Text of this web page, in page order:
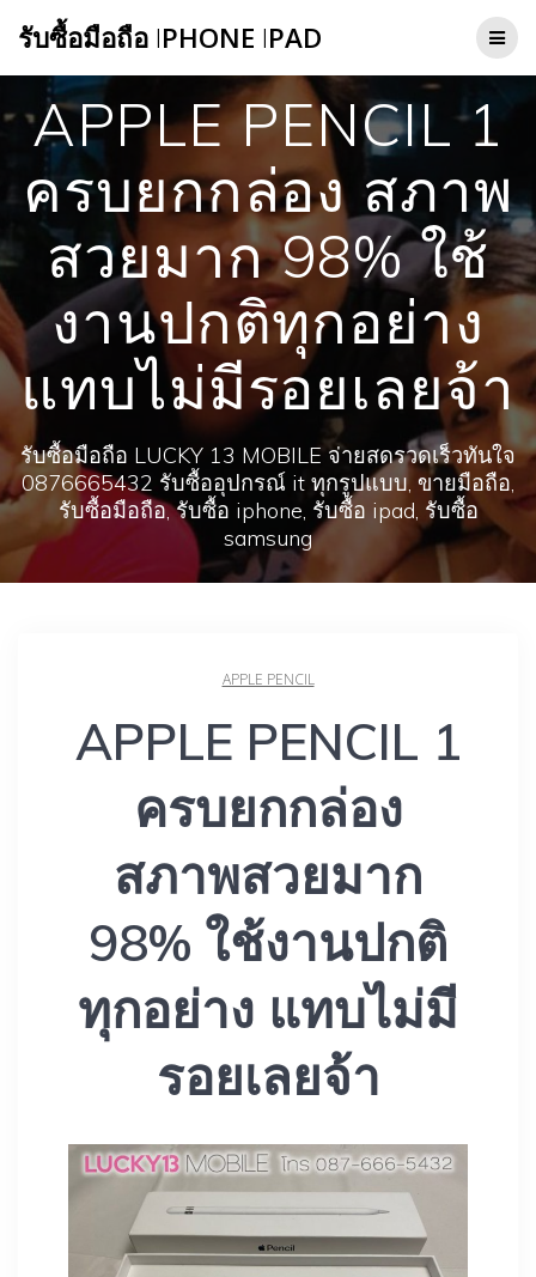
to
รับซื้อมือถือ IPHONE IPAD
APPLE PENCIL 1
ครบยกกล่อง สภาพ
สวยมาก 98% ใช้
งานปกติทุกอย่าง
แทบไม่มีรอยเลยจ้า
รับซื้อมือถือ LUCKY 13 MOBILE จ่ายสดรวดเร็วทันใจ
0876665432 รับซื้ออุปกรณ์ it ทุกรูปแบบ, ขายมือถือ,
รับซื้อมือถือ, รับซื้อ iphone, รับซื้อ ipad, รับซื้อ
samsung
APPLE PENCIL
APPLE PENCIL 1
ครบยกกล่อง
สภาพสวยมาก
98% ใช้งานปกติ
ทุกอย่าง แทบไม่มี
รอยเลยจ้า